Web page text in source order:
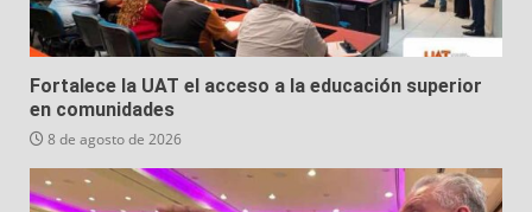
Fortalece la UAT el acceso a la educación superior
en comunidades
8 de agosto de 2026